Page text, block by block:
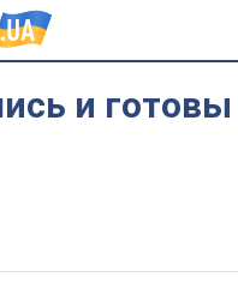
и готовы